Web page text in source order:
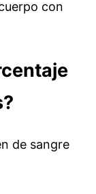
con
de sangre